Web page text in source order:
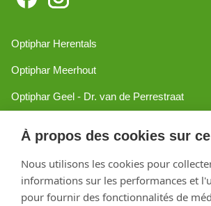
À propos des cookies sur
Nous utilisons les cookies pour
informations sur les performances et
pour fournir des fonctionnalités de
Optiphar Herentals
Optiphar Meerhout
Optiphar Geel - Dr. van de Perrestraat
Optiphar Mol